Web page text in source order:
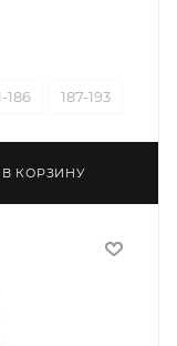
В КОРЗИНУ
186 187-193